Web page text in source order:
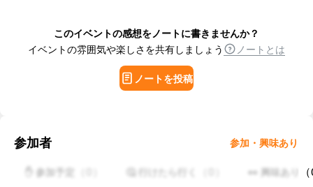
このイベントの感想をノートに書きませんか？
イベントの雰囲気や楽しさを共有しましょう
ノートとは
ノートを投稿
参加者 参加・興味あり
✋ 参加予定 🤔 行けたら行く 👀 興味あり （